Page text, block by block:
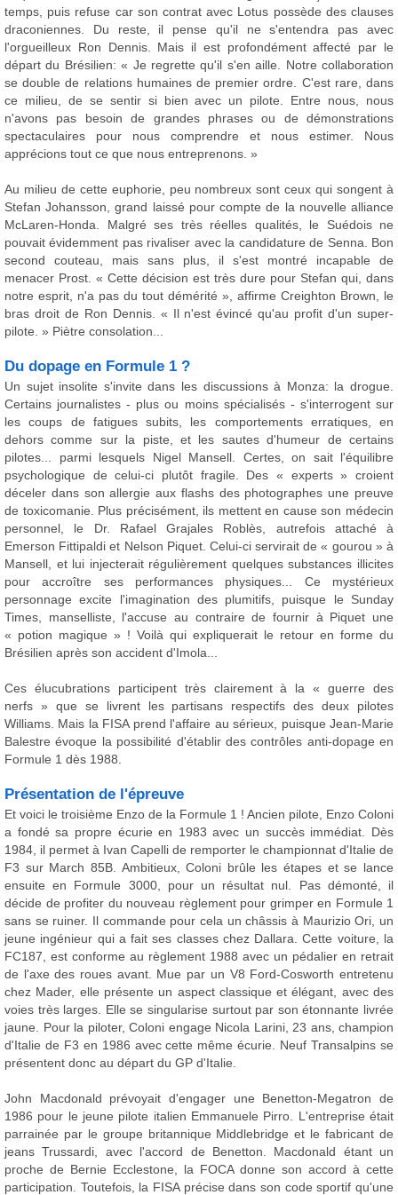
temps, puis refuse car son contrat avec Lotus possède des clauses
draconiennes. Du reste, il pense qu'il ne s'entendra pas avec
l'orgueilleux Ron Dennis. Mais il est profondément affecté par le
départ du Brésilien: « Je regrette qu'il s'en aille. Notre collaboration
se double de relations humaines de premier ordre. C'est rare, dans
ce milieu, de se sentir si bien avec un pilote. Entre nous, nous
n'avons pas besoin de grandes phrases ou de démonstrations
spectaculaires pour nous comprendre et nous estimer. Nous
apprécions tout ce que nous entreprenons. »
Au milieu de cette euphorie, peu nombreux sont ceux qui songent à
Stefan Johansson, grand laissé pour compte de la nouvelle alliance
McLaren-Honda. Malgré ses très réelles qualités, le Suédois ne
pouvait évidemment pas rivaliser avec la candidature de Senna. Bon
second couteau, mais sans plus, il s'est montré incapable de
menacer Prost. « Cette décision est très dure pour Stefan qui, dans
notre esprit, n'a pas du tout démérité », affirme Creighton Brown, le
bras droit de Ron Dennis. « Il n'est évincé qu'au profit d'un super-
pilote. » Piètre consolation...
Du dopage en Formule 1 ?
Un sujet insolite s'invite dans les discussions à Monza: la drogue.
Certains journalistes - plus ou moins spécialisés - s'interrogent sur
les coups de fatigues subits, les comportements erratiques, en
dehors comme sur la piste, et les sautes d'humeur de certains
pilotes... parmi lesquels Nigel Mansell. Certes, on sait l'équilibre
psychologique de celui-ci plutôt fragile. Des « experts » croient
déceler dans son allergie aux flashs des photographes une preuve
de toxicomanie. Plus précisément, ils mettent en cause son médecin
personnel, le Dr. Rafael Grajales Roblès, autrefois attaché à
Emerson Fittipaldi et Nelson Piquet. Celui-ci servirait de « gourou » à
Mansell, et lui injecterait régulièrement quelques substances illicites
pour accroître ses performances physiques... Ce mystérieux
personnage excite l'imagination des plumitifs, puisque le Sunday
Times, manselliste, l'accuse au contraire de fournir à Piquet une
« potion magique » ! Voilà qui expliquerait le retour en forme du
Brésilien après son accident d'Imola...
Ces élucubrations participent très clairement à la « guerre des
nerfs » que se livrent les partisans respectifs des deux pilotes
Williams. Mais la FISA prend l'affaire au sérieux, puisque Jean-Marie
Balestre évoque la possibilité d'établir des contrôles anti-dopage en
Formule 1 dès 1988.
Présentation de l'épreuve
Et voici le troisième Enzo de la Formule 1 ! Ancien pilote, Enzo Coloni
a fondé sa propre écurie en 1983 avec un succès immédiat. Dès
1984, il permet à Ivan Capelli de remporter le championnat d'Italie de
F3 sur March 85B. Ambitieux, Coloni brûle les étapes et se lance
ensuite en Formule 3000, pour un résultat nul. Pas démonté, il
décide de profiter du nouveau règlement pour grimper en Formule 1
sans se ruiner. Il commande pour cela un châssis à Maurizio Ori, un
jeune ingénieur qui a fait ses classes chez Dallara. Cette voiture, la
FC187, est conforme au règlement 1988 avec un pédalier en retrait
de l'axe des roues avant. Mue par un V8 Ford-Cosworth entretenu
chez Mader, elle présente un aspect classique et élégant, avec des
voies très larges. Elle se singularise surtout par son étonnante livrée
jaune. Pour la piloter, Coloni engage Nicola Larini, 23 ans, champion
d'Italie de F3 en 1986 avec cette même écurie. Neuf Transalpins se
présentent donc au départ du GP d'Italie.
John Macdonald prévoyait d'engager une Benetton-Megatron de
1986 pour le jeune pilote italien Emmanuele Pirro. L'entreprise était
parrainée par le groupe britannique Middlebridge et le fabricant de
jeans Trussardi, avec l'accord de Benetton. Macdonald étant un
proche de Bernie Ecclestone, la FOCA donne son accord à cette
participation. Toutefois, la FISA précise dans son code sportif qu'une